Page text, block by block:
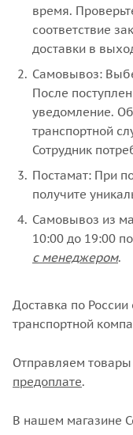
время.
соответствие
доставки в
Самовывоз:
После
уведомление.
транспортной
Сотрудник
Постамат: При
получите
Самовывоз из
10:00 до 19:00 по
с менеджером.
Доставка по
транспортной
Отправляем
предоплате.
В нашем магазине